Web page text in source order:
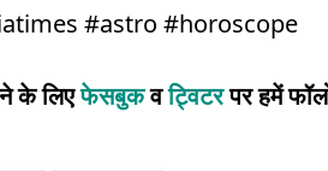
#astro #horoscope
के लिएफेसबुकवट्विटरपर हमें